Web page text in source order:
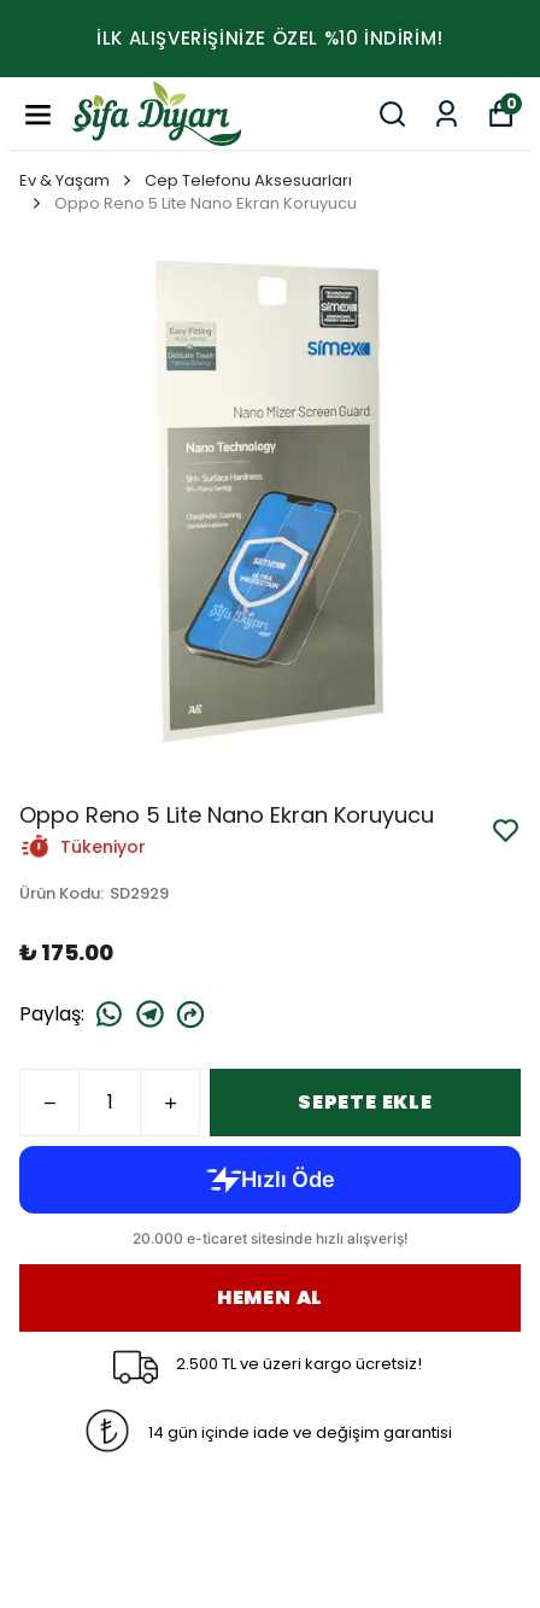
İLK ALIŞVERİŞİNİZE ÖZEL %10 İNDİRİM!
0
Ev & Yaşam
Cep Telefonu Aksesuarları
Oppo Reno 5 Lite Nano Ekran Koruyucu
Oppo Reno 5 Lite Nano Ekran Koruyucu
Tükeniyor
Ürün Kodu: SD2929
₺ 175.00
Paylaş:
SEPETE EKLE
HEMEN AL
2.500 TL ve üzeri kargo ücretsiz!
14 gün içinde iade ve değişim garantisi